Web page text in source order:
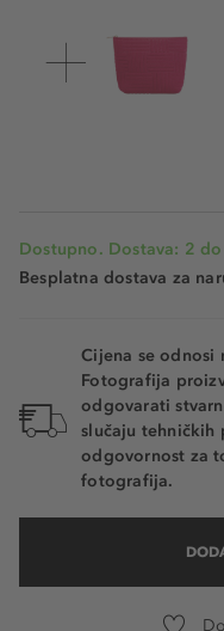
Dostupno. Dostava: 2
Besplatna dostava za
Cijena se odnosi
Fotografija
odgovarati
slučaju tehničkih
odgovornost za
fotografija.